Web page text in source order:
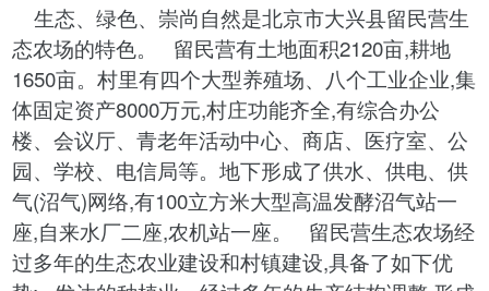
生态、绿色、崇尚自然是北京市大兴县留民营生
态农场的特色。 留民营有土地面积2120亩,耕地
1650亩。村里有四个大型养殖场、八个工业企业,集
体固定资产8000万元,村庄功能齐全,有综合办公
楼、会议厅、青老年活动中心、商店、医疗室、公
园、学校、电信局等。地下形成了供水、供电、供
气(沼气)网络,有100立方米大型高温发酵沼气站一
座,自来水厂二座,农机站一座。 留民营生态农场经
过多年的生态农业建设和村镇建设,具备了如下优